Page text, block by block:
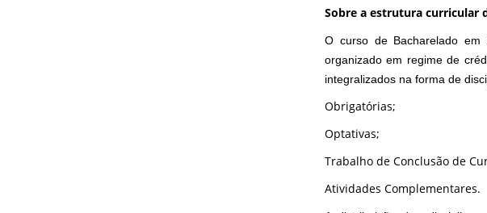
Sobre a estrutura curricular
O curso de Bacharelado em
organizado em regime de
integralizados na forma de
Obrigatórias;
Optativas;
Trabalho de Conclusão de
Atividades Complementares.